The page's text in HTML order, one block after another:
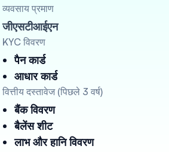
व्यवसाय प्रमाण
जीएसटीआईएन
KYC विवरण
पैन कार्ड
आधार कार्ड
वित्तीय दस्तावेज (पिछले 3 वर्ष)
बैंक विवरण
बैलेंस शीट
लाभ और हानि विवरण